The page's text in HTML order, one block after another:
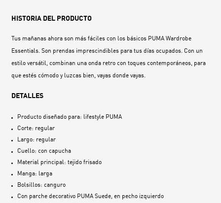
HISTORIA DEL PRODUCTO
Tus mañanas ahora son más fáciles con los básicos PUMA Wardrobe
Essentials. Son prendas imprescindibles para tus días ocupados. Con un
estilo versátil, combinan una onda retro con toques contemporáneos, para
que estés cómodo y luzcas bien, vayas donde vayas.
DETALLES
Producto diseñado para: lifestyle PUMA
Corte: regular
Largo: regular
Cuello: con capucha
Material principal: tejido frisado
Manga: larga
Bolsillos: canguro
Con parche decorativo PUMA Suede, en pecho izquierdo